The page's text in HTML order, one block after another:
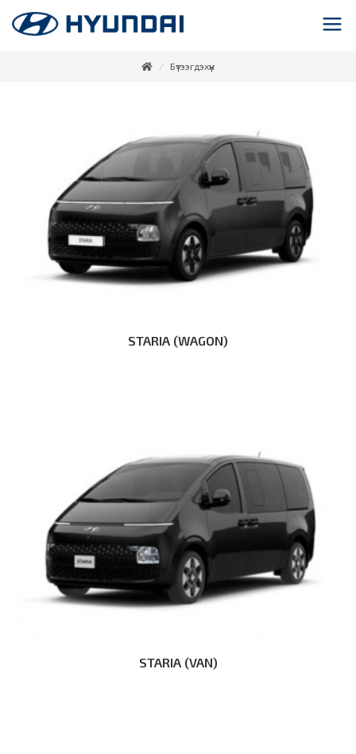
Бүтээгдэхүүн
ДэлгэрэнгүйSTARIA (WAGON)
STARIA (VAN)